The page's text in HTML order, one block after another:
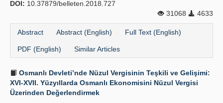
DOI: 10.37879/belleten.2018.727
31068
4633
Abstract Abstract (English) Full Text (English)
PDF (English) Similar Articles
Osmanlı Devleti’nde Nüzul Vergisinin Teşkili ve Gelişimi:
XVI-XVII. Yüzyıllarda Osmanlı Ekonomisini Nüzul Vergisi
Üzerinden Değerlendirmek